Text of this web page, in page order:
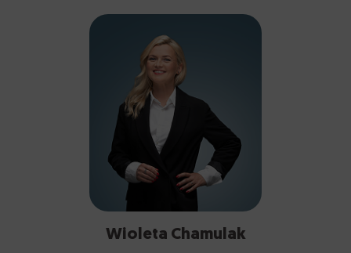
Wioleta Chamulak